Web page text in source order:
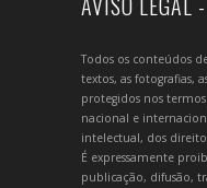
Todos os conteúdos
textos, as fotografias,
protegidos nos
nacional e
intelectual, dos
É expressamente
publicação, difusão,